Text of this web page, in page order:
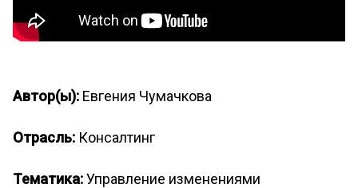
Автор(ы): Евгения Чумачкова
Отрасль: Консалтинг
Тематика:Управление изменениями